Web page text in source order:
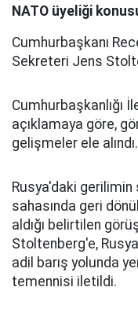
NATO üyeliği
Cumhurbaşkanı
Sekreteri Jens
Cumhurbaşkanlığı
açıklamaya göre,
gelişmeler ele alındı.
Rusya'daki gerilimin
sahasında geri
aldığı belirtilen
Stoltenberg'e,
adil barış yolunda
temennisi iletildi.